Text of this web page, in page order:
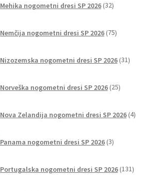
Mehika nogometni dresi SP 2026 32izdelkov
Nemčija nogometni dresi SP 2026 75izdelkov
Nizozemska nogometni dresi SP 2026 31izdelkov
Norveška nogometni dresi SP 2026 25izdelkov
Nova Zelandija nogometni dresi SP 2026 4izdelki
Panama nogometni dresi SP 2026 3izdelki
Portugalska nogometni dresi SP 2026 131